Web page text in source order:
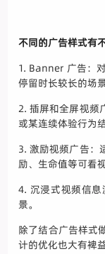
不同的广告样式有
1. Banner 广告：
停留时长较长的场景
2. 插屏和全屏视频
或某连续体验行为
3. 激励视频广告：
励、生命值等可看
4. 沉浸式视频信
景。
除了结合广告样式
计的优化也大有裨益